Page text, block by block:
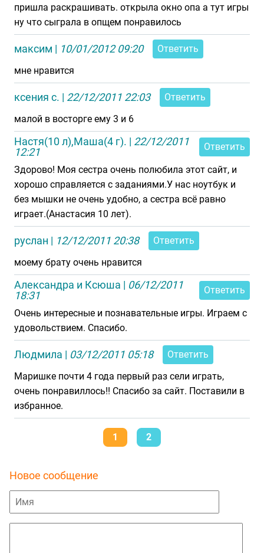
пришла раскрашивать. открыла окно опа а тут игры
ну что сыграла в опщем понравилось
максим | 10/01/2012 09:20
Ответить
мне нравится
ксения с. | 22/12/2011 22:03
Ответить
малой в восторге ему 3 и 6
Настя(10 л),Маша(4 г). | 22/12/2011
12:21
Ответить
Здорово! Моя сестра очень полюбила этот сайт, и
хорошо справляется с заданиями.У нас ноутбук и
без мышки не очень удобно, а сестра всё равно
играет.(Анастасия 10 лет).
руслан | 12/12/2011 20:38
Ответить
моему брату очень нравится
Александра и Ксюша | 06/12/2011
18:31
Ответить
Очень интересные и познавательные игры. Играем с
удовольствием. Спасибо.
Людмила | 03/12/2011 05:18
Ответить
Маришке почти 4 года первый раз сели играть,
очень понравиллось!! Спасибо за сайт. Поставили в
избранное.
1 2
Новое сообщение